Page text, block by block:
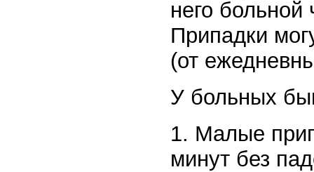
него больной
Припадки
(от
У больных
1. Малые
минут без